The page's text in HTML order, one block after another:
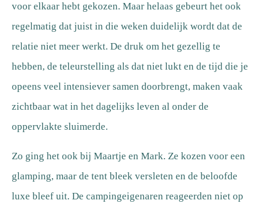
voor elkaar hebt gekozen. Maar helaas gebeurt het ook
regelmatig dat juist in die weken duidelijk wordt dat de
relatie niet meer werkt. De druk om het gezellig te
hebben, de teleurstelling als dat niet lukt en de tijd die je
opeens veel intensiever samen doorbrengt, maken vaak
zichtbaar wat in het dagelijks leven al onder de
oppervlakte sluimerde.
Zo ging het ook bij Maartje en Mark. Ze kozen voor een
glamping, maar de tent bleek versleten en de beloofde
luxe bleef uit. De campingeigenaren reageerden niet op